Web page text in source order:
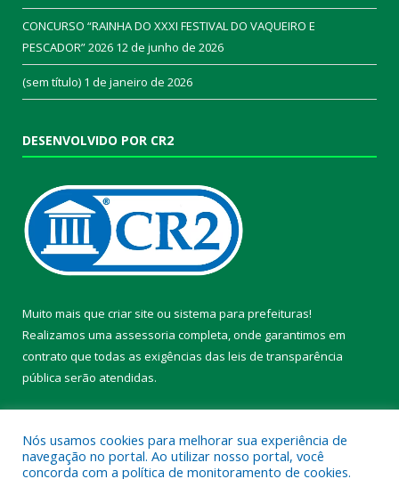
CONCURSO “RAINHA DO XXXI FESTIVAL DO VAQUEIRO E
PESCADOR” 2026 12 de junho de 2026
(sem título) 1 de janeiro de 2026
DESENVOLVIDO POR CR2
Muito mais que criar site ou sistema para prefeituras!
Realizamos uma assessoria completa, onde garantimos em
contrato que todas as exigências das leis de transparência
pública serão atendidas.
Nós usamos cookies para melhorar sua experiência de
navegação no portal. Ao utilizar nosso portal, você
concorda com a política de monitoramento de cookies.